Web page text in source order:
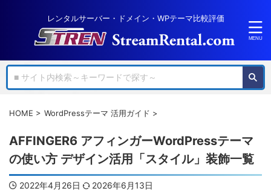
レンタルサーバー・ドメイン・WPテーマ比較評価
HOME > WordPressテーマ 活用ガイド >
AFFINGER6 アフィンガーWordPressテーマ
の使い方 デザイン活用「スタイル」装飾一覧
2022年4月26日 2026年6月13日